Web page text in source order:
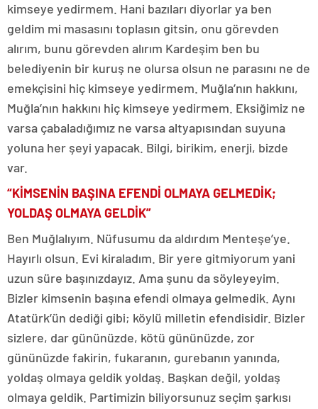
kimseye yedirmem. Hani bazıları diyorlar ya ben
geldim mi masasını toplasın gitsin, onu görevden
alırım, bunu görevden alırım Kardeşim ben bu
belediyenin bir kuruş ne olursa olsun ne parasını ne de
emekçisini hiç kimseye yedirmem. Muğla’nın hakkını,
Muğla’nın hakkını hiç kimseye yedirmem. Eksiğimiz ne
varsa çabaladığımız ne varsa altyapısından suyuna
yoluna her şeyi yapacak. Bilgi, birikim, enerji, bizde
var.
“KİMSENİN BAŞINA EFENDİ OLMAYA GELMEDİK;
YOLDAŞ OLMAYA GELDİK”
Ben Muğlalıyım. Nüfusumu da aldırdım Menteşe’ye.
Hayırlı olsun. Evi kiraladım. Bir yere gitmiyorum yani
uzun süre başınızdayız. Ama şunu da söyleyeyim.
Bizler kimsenin başına efendi olmaya gelmedik. Aynı
Atatürk’ün dediği gibi; köylü milletin efendisidir. Bizler
sizlere, dar gününüzde, kötü gününüzde, zor
gününüzde fakirin, fukaranın, gurebanın yanında,
yoldaş olmaya geldik yoldaş. Başkan değil, yoldaş
olmaya geldik. Partimizin biliyorsunuz seçim şarkısı